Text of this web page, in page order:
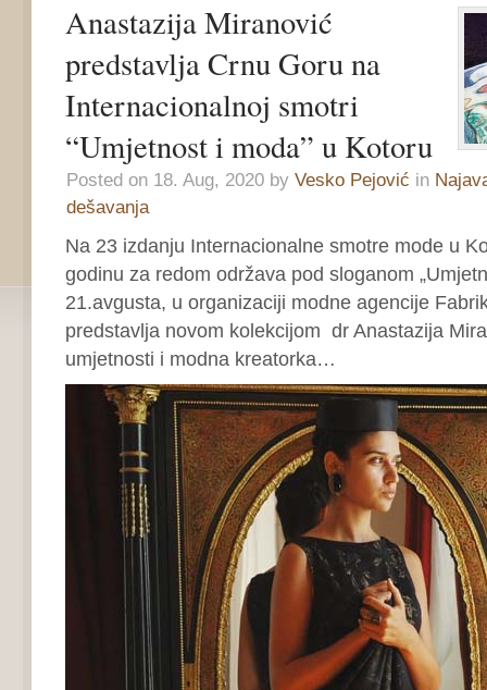
Anastazija Miranović
predstavlja Crnu Goru na
Internacionalnoj smotri
“Umjetnost i moda” u Kotoru
Posted on 18. Aug, 2020 by Vesko Pejović in
dešavanja
Na 23 izdanju Internacionalne smotre mode u
godinu za redom održava pod sloganom
21.avgusta, u organizaciji modne agencije
predstavlja novom kolekcijom dr Anastazija
umjetnosti i modna kreatorka…